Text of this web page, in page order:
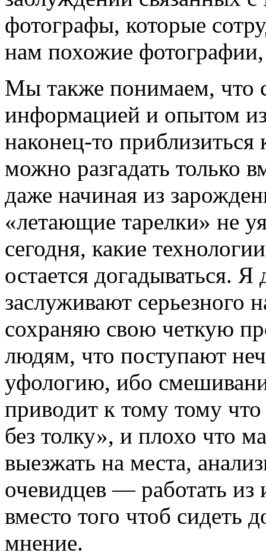
фотографы, которые
нам похожие
Мы также понимаем, что
информацией и опытом
наконец-то
можно разгадать только
даже начиная из
«летающие тарелки» не
сегодня, какие
остается догадываться.
заслуживают серьезного
сохраняю свою четкую
людям, что поступают
уфологию, ибо
приводит к тому тому
без толку», и плохо что
выезжать на места,
очевидцев — работать
вместо того чтоб сидеть
мнение.